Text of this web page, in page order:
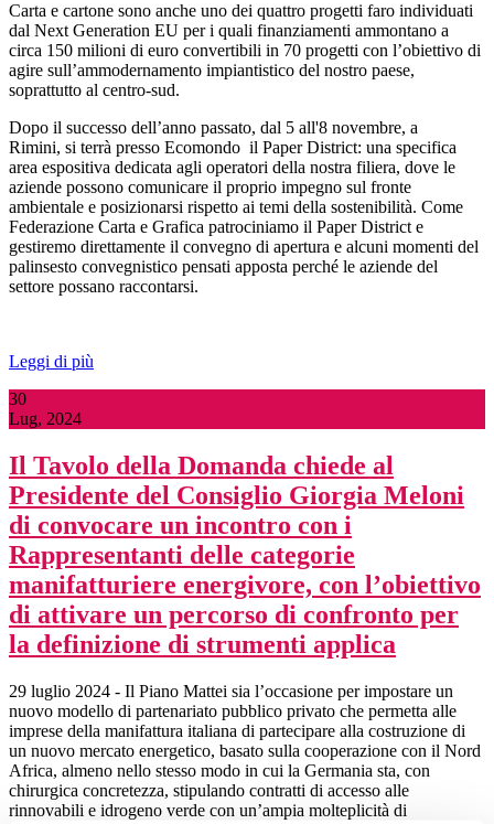
Carta e cartone sono anche uno dei quattro progetti faro individuati
dal Next Generation EU per i quali finanziamenti ammontano a
circa 150 milioni di euro convertibili in 70 progetti con l’obiettivo di
agire sull’ammodernamento impiantistico del nostro paese,
soprattutto al centro-sud.
Dopo il successo dell’anno passato, dal 5 all'8 novembre, a
Rimini, si terrà presso Ecomondo il Paper District: una specifica
area espositiva dedicata agli operatori della nostra filiera, dove le
aziende possono comunicare il proprio impegno sul fronte
ambientale e posizionarsi rispetto ai temi della sostenibilità. Come
Federazione Carta e Grafica patrociniamo il Paper District e
gestiremo direttamente il convegno di apertura e alcuni momenti del
palinsesto convegnistico pensati apposta perché le aziende del
settore possano raccontarsi.
Leggi di più
30
Lug, 2024
Il Tavolo della Domanda chiede al
Presidente del Consiglio Giorgia Meloni
di convocare un incontro con i
Rappresentanti delle categorie
manifatturiere energivore, con l’obiettivo
di attivare un percorso di confronto per
la definizione di strumenti applica
29 luglio 2024 - Il Piano Mattei sia l’occasione per impostare un
nuovo modello di partenariato pubblico privato che permetta alle
imprese della manifattura italiana di partecipare alla costruzione di
un nuovo mercato energetico, basato sulla cooperazione con il Nord
Africa, almeno nello stesso modo in cui la Germania sta, con
chirurgica concretezza, stipulando contratti di accesso alle
rinnovabili e idrogeno verde con un’ampia molteplicità di